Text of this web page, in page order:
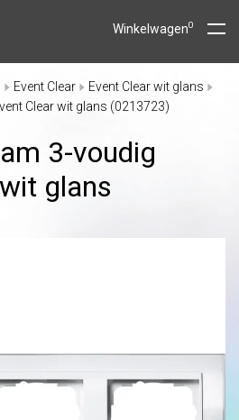
Winkelwagen0
Event Clear
Event Clear wit glans
Clear wit glans (0213723)
3-voudig
glans